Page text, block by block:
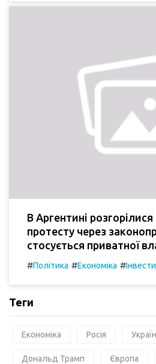
В Аргентині розгорілися
протесту через
стосується приватної
#Політика #Економіка #
Теги
Економіка Росія
Дональд Трамп Європа